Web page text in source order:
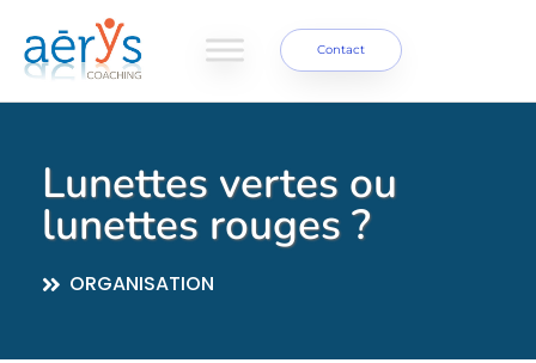
Contact
Lunettes vertes ou
lunettes rouges ?
ORGANISATION